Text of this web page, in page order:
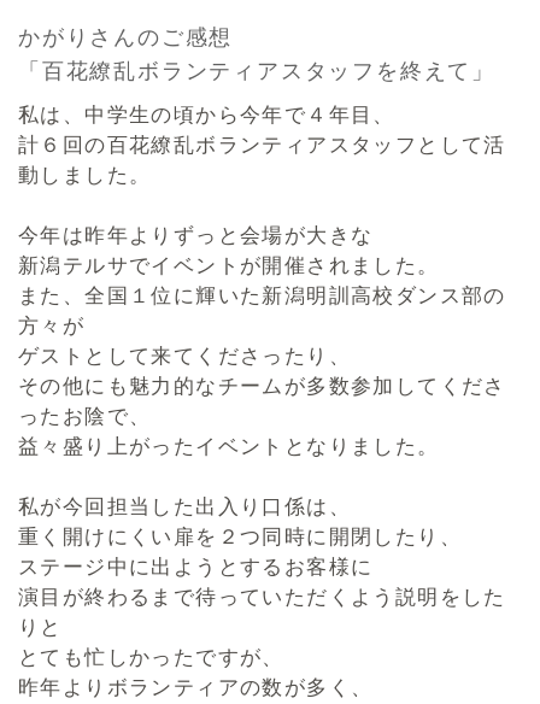
かがりさんのご感想
「百花繚乱ボランティアスタッフを終えて」
私は、中学生の頃から今年で４年目、
計６回の百花繚乱ボランティアスタッフとして活
動しました。
今年は昨年よりずっと会場が大きな
新潟テルサでイベントが開催されました。
また、全国１位に輝いた新潟明訓高校ダンス部の
方々が
ゲストとして来てくださったり、
その他にも魅力的なチームが多数参加してくださ
ったお陰で、
益々盛り上がったイベントとなりました。
私が今回担当した出入り口係は、
重く開けにくい扉を２つ同時に開閉したり、
ステージ中に出ようとするお客様に
演目が終わるまで待っていただくよう説明をした
りと
とても忙しかったですが、
昨年よりボランティアの数が多く、